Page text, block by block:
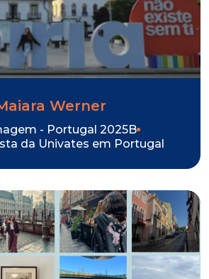
Werner
- Portugal 2025B
da Univates em Portugal